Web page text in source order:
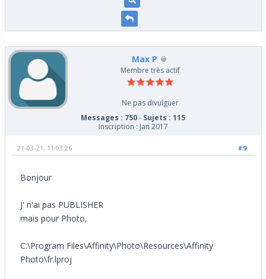
Max P
Membre très actif
Ne pas divulguer
Messages : 750- Sujets : 115
Inscription : Jan 2017
#9
21-03-21, 11:03:26
Bonjour
J' n'ai pas PUBLISHER
mais pour Photo,
C:\Program Files\Affinity\Photo\Resources\Affinity
Photo\fr.lproj